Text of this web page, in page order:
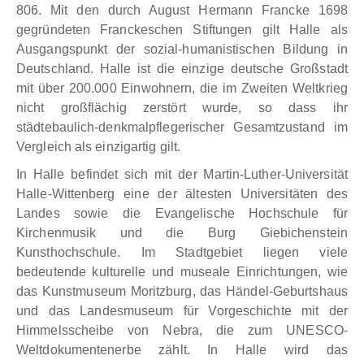
806. Mit den durch August Hermann Francke 1698
gegründeten Franckeschen Stiftungen gilt Halle als
Ausgangspunkt der sozial-humanistischen Bildung in
Deutschland. Halle ist die einzige deutsche Großstadt
mit über 200.000 Einwohnern, die im Zweiten Weltkrieg
nicht großflächig zerstört wurde, so dass ihr
städtebaulich-denkmalpflegerischer Gesamtzustand im
Vergleich als einzigartig gilt.
In Halle befindet sich mit der Martin-Luther-Universität
Halle-Wittenberg eine der ältesten Universitäten des
Landes sowie die Evangelische Hochschule für
Kirchenmusik und die Burg Giebichenstein
Kunsthochschule. Im Stadtgebiet liegen viele
bedeutende kulturelle und museale Einrichtungen, wie
das Kunstmuseum Moritzburg, das Händel-Geburtshaus
und das Landesmuseum für Vorgeschichte mit der
Himmelsscheibe von Nebra, die zum UNESCO-
Weltdokumentenerbe zählt. In Halle wird das